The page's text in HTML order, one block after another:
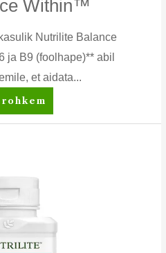
Within™
Nutrilite Balance
ja B9 (foolhape)** abil
et aidata...